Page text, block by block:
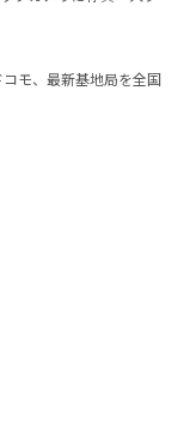
モ、最新基地局を全国